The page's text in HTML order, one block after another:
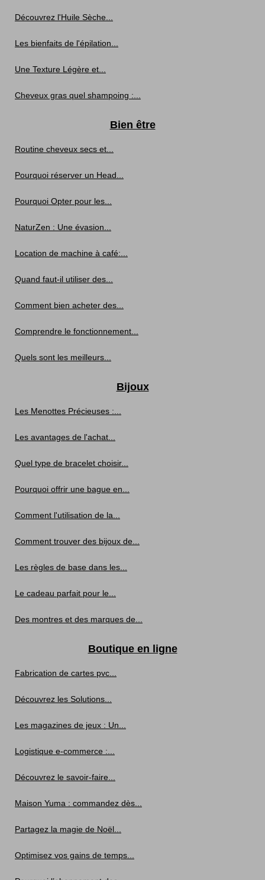
Découvrez l'Huile Sèche...
Les bienfaits de l'épilation...
Une Texture Légère et...
Cheveux gras quel shampoing :...
Bien être
Routine cheveux secs et...
Pourquoi réserver un Head...
Pourquoi Opter pour les...
NaturZen : Une évasion...
Location de machine à café:...
Quand faut-il utiliser des...
Comment bien acheter des...
Comprendre le fonctionnement...
Quels sont les meilleurs...
Bijoux
Les Menottes Précieuses :...
Les avantages de l'achat...
Quel type de bracelet choisir...
Pourquoi offrir une bague en...
Comment l'utilisation de la...
Comment trouver des bijoux de...
Les règles de base dans les...
Le cadeau parfait pour le...
Des montres et des marques de...
Boutique en ligne
Fabrication de cartes pvc...
Découvrez les Solutions...
Les magazines de jeux : Un...
Logistique e-commerce :...
Découvrez le savoir-faire...
Maison Yuma : commandez dès...
Partagez la magie de Noël...
Optimisez vos gains de temps...